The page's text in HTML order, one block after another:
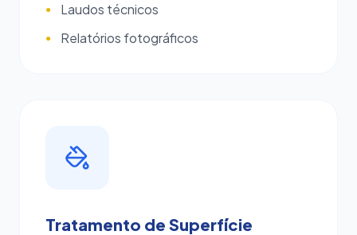
● Laudos técnicos
● Relatórios fotográficos
Tratamento de Superfície